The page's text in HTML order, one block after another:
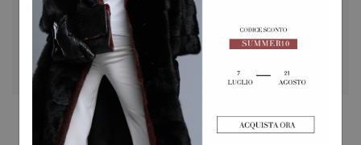
ПАЛЬТО ИЗ ЛИНЧИОТТА С
НАТУРАЛЬНЫМ
КАПЮШОНОМ, 85 СМ
ВЫСОКИМ ВОРОТНИКОМ,